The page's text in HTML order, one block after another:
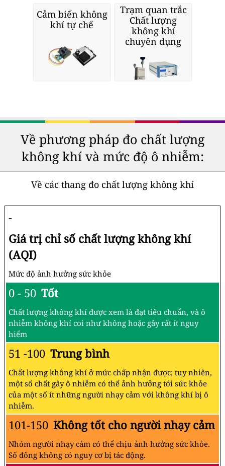
Cảm biến không
khí tự chế
Trạm quan trắc
Chất lượng
không khí
chuyên dụng
Về phương pháp đo chất lượng
không khí và mức độ ô nhiễm:
Về các thang đo chất lượng không khí
-
Giá trị chỉ số chất lượng không khí
(AQI)
Mức độ ảnh hưởng sức khỏe
0 - 50 Tốt
Chất lượng không khí được xem là đạt tiêu chuẩn, và ô
nhiễm không khí coi như không hoặc gây rất ít nguy
hiểm
51 -100 Trung bình
Chất lượng không khí ở mức chấp nhận được; tuy nhiên,
một số chất gây ô nhiễm có thể ảnh hưởng tới sức khỏe
của một số ít những người nhạy cảm với không khí bị ô
nhiễm.
101-150 Không tốt cho người nhạy cảm
Nhóm người nhạy cảm có thể chịu ảnh hưởng sức khỏe.
Số đông không có nguy cơ bị tác động.